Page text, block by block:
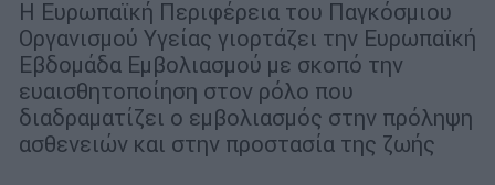
Η Ευρωπαϊκή Περιφέρεια του Παγκόσμιου
Οργανισμού Υγείας γιορτάζει την Ευρωπαϊκή
Εβδομάδα Εμβολιασμού με σκοπό την
ευαισθητοποίηση στον ρόλο που
διαδραματίζει ο εμβολιασμός στην πρόληψη
ασθενειών και στην προστασία της ζωής